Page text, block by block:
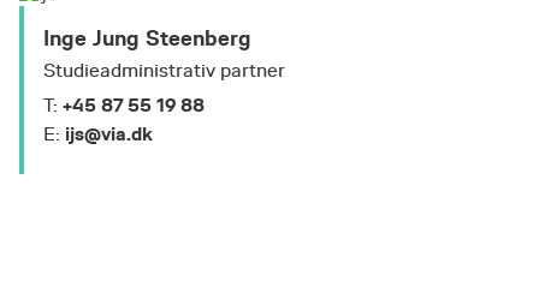
Inge Jung Steenberg
Studieadministrativ partner
T: +45 87 55 19 88
E: ijs@via.dk